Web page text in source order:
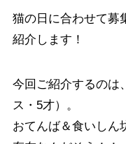
猫の日に合わせて募
紹介します！
今回ご紹介するのは
ス・5才）。
おてんば＆食いしん